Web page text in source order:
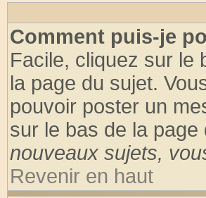
Comment puis-je
Facile, cliquez sur le
la page du sujet.
pouvoir poster un
sur le bas de la
nouveaux sujets,
Revenir en haut